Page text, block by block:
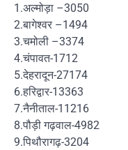
1.अल्मोड़ा –3050
2.बागेश्वर –1494
3.चमोली –3374
4.चंपावत-1712
5.देहरादून-27174
6.हरिद्वार-13363
7.नैनीताल-11216
8.पौड़ी गढ़वाल-4982
9.पिथौरागढ़-3204